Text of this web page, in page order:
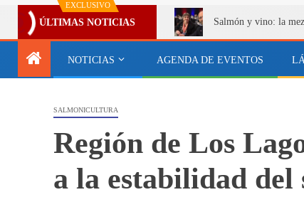
EXCLUSIVO
ÚLTIMAS NOTICIAS Salmón y vino: la
NOTICIAS AGENDA DE EVENTOS
SALMONICULTURA
Región de Los
a la estabilidad del